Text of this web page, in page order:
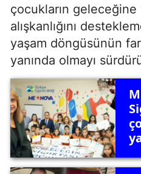
çocukların
alışkanlığını
yaşam döngüsünün
yanında olmayı